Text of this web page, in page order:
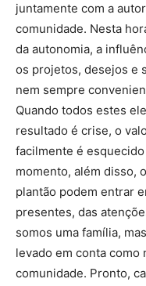
juntamente com a
comunidade. Nesta
da autonomia, a
os projetos, desejos e
nem sempre
Quando todos estes
resultado é crise, o
facilmente é
momento, além disso,
plantão podem entrar
presentes, das
somos uma família,
levado em conta como
comunidade. Pronto,